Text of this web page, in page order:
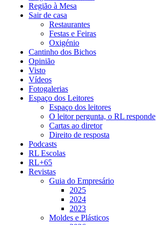
Região à Mesa
Sair de casa
Restaurantes
Festas e Feiras
Oxigénio
Cantinho dos Bichos
Opinião
Visto
Vídeos
Fotogalerias
Espaço dos Leitores
Espaço dos leitores
O leitor pergunta, o RL responde
Cartas ao diretor
Direito de resposta
Podcasts
RL Escolas
RL+65
Revistas
Guia do Empresário
2025
2024
2023
Moldes e Plásticos